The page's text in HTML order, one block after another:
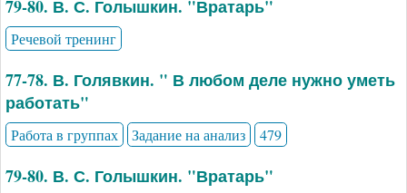
79-80. В. С. Голышкин. "Вратарь"
Речевой тренинг
77-78. В. Голявкин. " В любом деле нужно уметь
работать"
Работа в группах Задание на анализ 479
79-80. В. С. Голышкин. "Вратарь"